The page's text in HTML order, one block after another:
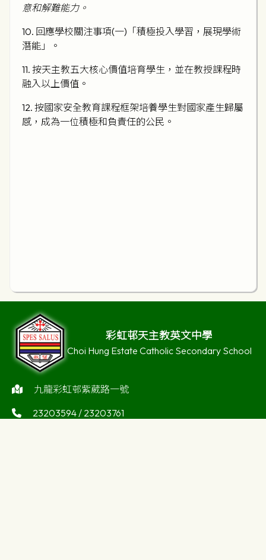
意和解難能力。
10. 回應學校關注事項(一)「積極投入學習，展現學術
潛能」。
11. 按天主教五大核心價值培育學生，並在教授課程時
融入以上價值。
12. 按國家安全教育課程框架培養學生對國家產生歸屬
感，成為一位積極和負責任的公民。
彩虹邨天主教英文中學
Choi Hung Estate Catholic Secondary School
九龍彩虹邨紫葳路一號
23203594 / 23203761